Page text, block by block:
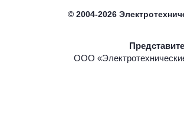
© 2004-2026
ООО